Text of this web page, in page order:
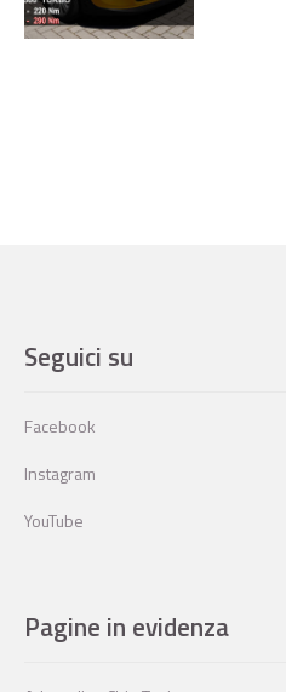
Pagine in evidenza
Seguici su
Facebook
Instagram
YouTube